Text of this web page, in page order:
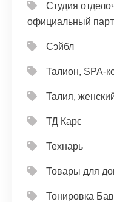
Студия
официальный
Сэйбл
Талион, SPA-
Талия,
ТД Карс
Технарь
Товары для
Тонировка